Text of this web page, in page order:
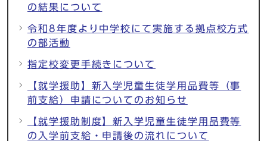
の結果について
令和8年度より中学校にて実施する拠点校方式
の部活動
指定校変更手続きについて
【就学援助】新入学児童生徒学用品費等（事
前支給）申請についてのお知らせ
【就学援助制度】新入学児童生徒学用品費等
の入学前支給・申請後の流れについて